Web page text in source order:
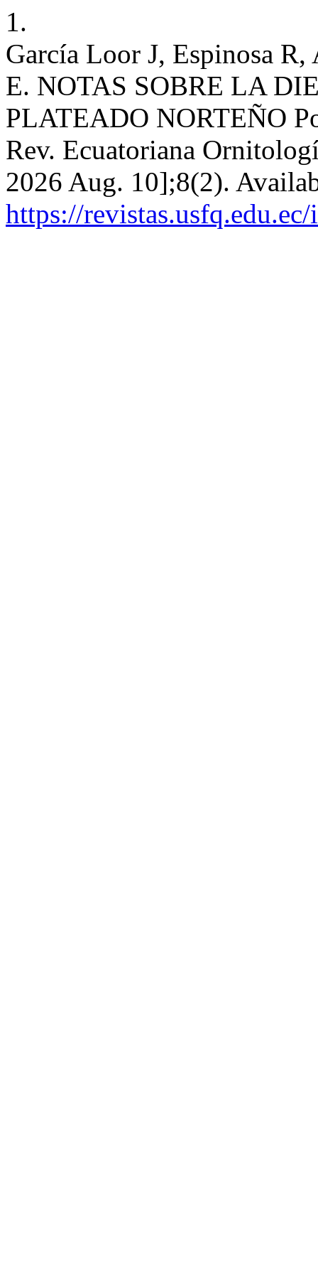
1.
García Loor J, Espinosa
E. NOTAS SOBRE LA
PLATEADO NORTEÑO
Rev. Ecuatoriana
2026 Aug. 10];8(2).
https://